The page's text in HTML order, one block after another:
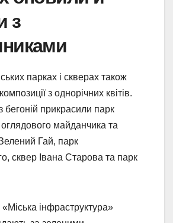
з
парках і скверах також
з однорічних квітів.
бегоній прикрасили парк
майданчика та
Гай, парк
сквер Івана Старова та парк
інфраструктура»